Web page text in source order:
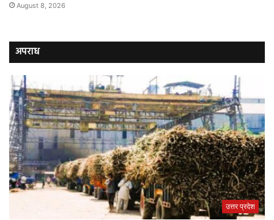
August 8, 2026
अपराध
उत्तर प्रदेश